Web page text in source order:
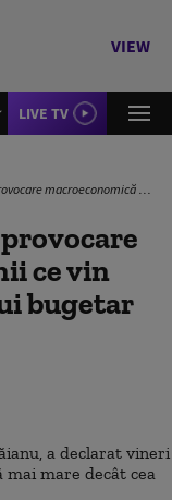
VIEW
LIVE TV
în anii ce vin este corecţia deficitului bugetar
ce vin
bugetar